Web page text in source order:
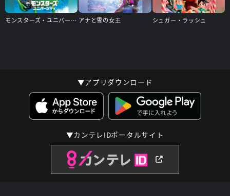
モンスターズ・ユニバーシティ アナと雪の女王 シュガー・ラッシュ
▼アプリダウンロード
▼カンテレIDポータルサイト